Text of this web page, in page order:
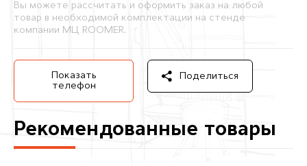
Вы можете рассчитать и оформить заказ на любой
товар в необходимой комплектации на стенде
компании МЦ ROOMER.
Показать
телефон
Поделиться
Рекомендованные товары